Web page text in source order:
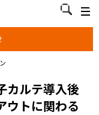
カルテ導入後
ウトに関わる